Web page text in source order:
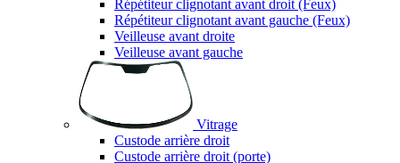
Répétiteur clignotant avant droit (Feux)
Répétiteur clignotant avant gauche (Feux)
Veilleuse avant droite
Veilleuse avant gauche
Vitrage
Custode arrière droit
Custode arrière droit (porte)